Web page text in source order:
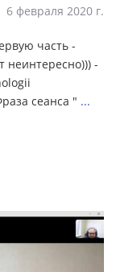
6 февраля 2020 г.
часть -
неинтересно))) -
сеанса " ...